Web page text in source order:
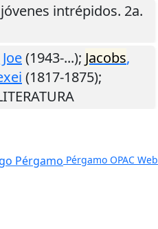
intrépidos. 2a.
(1943-...); Jacobs,
(1817-1875);
Pérgamo OPAC Web